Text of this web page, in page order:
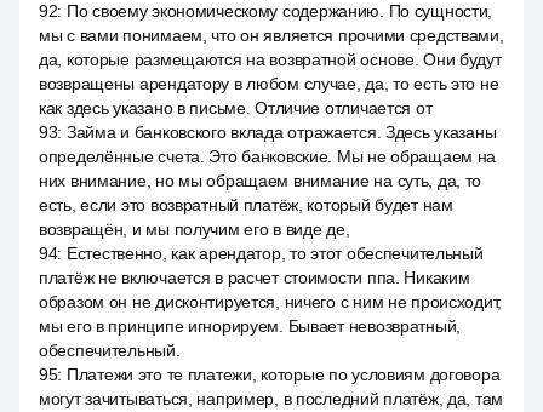
92: По своему экономическому содержанию. По сущности,
мы с вами понимаем, что он является прочими средствами,
да, которые размещаются на возвратной основе. Они будут
возвращены арендатору в любом случае, да, то есть это не
как здесь указано в письме. Отличие отличается от
93: Займа и банковского вклада отражается. Здесь указаны
определённые счета. Это банковские. Мы не обращаем на
них внимание, но мы обращаем внимание на суть, да, то
есть, если это возвратный платёж, который будет нам
возвращён, и мы получим его в виде де,
94: Естественно, как арендатор, то этот обеспечительный
платёж не включается в расчет стоимости ппа. Никаким
образом он не дисконтируется, ничего с ним не происходит,
мы его в принципе игнорируем. Бывает невозвратный,
обеспечительный.
95: Платежи это те платежи, которые по условиям договора
могут зачитываться, например, в последний платёж, да, там